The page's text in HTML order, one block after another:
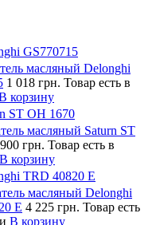
GS770715
масляный Delonghi
1 018 грн. Товар есть в
корзину
ST OH 1670
масляный Saturn ST
900 грн. Товар есть в
В корзину
TRD 40820 E
масляный Delonghi
E 4 225 грн. Товар есть
В корзину